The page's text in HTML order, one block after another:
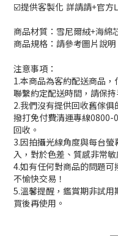
☑️提供客製化 詳請請+官方
商品材質：雪尼爾絨+海綿
商品規格：請參考圖片說明
注意事項：
1.本商品為客約配送商品
聯繫約定配送時間，請保
2.我們沒有提供回收舊傢
撥打免付費清運專線0800-
回收。
3.因拍攝光線角度與每台
入，對於色差、質感非常
4.如有任何對商品的問題
不愉快交易！
5.溫馨提醒，鑑賞期非試
買後再使用。